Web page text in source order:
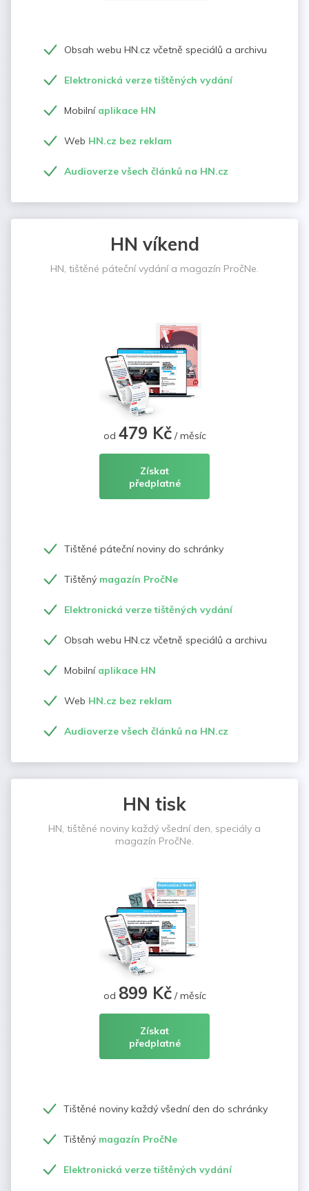
Obsah webu HN.cz včetně speciálů a archivu
Elektronická verze tištěných vydání
Mobilní aplikace HN
Web HN.cz bez reklam
Audioverze všech článků na HN.cz
HN víkend
HN, tištěné páteční vydání a magazín PročNe.
od 479 Kč/ měsíc
Získat
předplatné
Tištěné páteční noviny do schránky
Tištěný magazín PročNe
Elektronická verze tištěných vydání
Obsah webu HN.cz včetně speciálů a archivu
Mobilní aplikace HN
Web HN.cz bez reklam
Audioverze všech článků na HN.cz
HN tisk
HN, tištěné noviny každý všední den, speciály a
magazín PročNe.
od 899 Kč/ měsíc
Získat
předplatné
Tištěné noviny každý všední den do schránky
Tištěný magazín PročNe
Elektronická verze tištěných vydání